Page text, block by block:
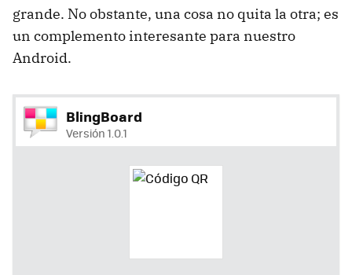
grande. No obstante, una cosa no quita la otra; es
un complemento interesante para nuestro
Android.
BlingBoard
Versión 1.0.1